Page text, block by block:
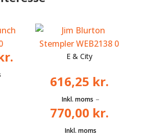
E & City
616,25 kr.
–
770,00 kr.